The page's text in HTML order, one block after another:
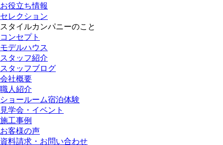
お役立ち情報
セレクション
スタイルカンパニーのこと
コンセプト
モデルハウス
スタッフ紹介
スタッフブログ
会社概要
職人紹介
ショールーム宿泊体験
見学会・イベント
施工事例
お客様の声
資料請求・お問い合わせ